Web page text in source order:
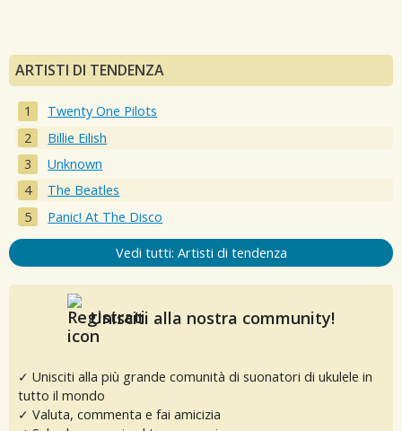
ARTISTI DI TENDENZA
Twenty One Pilots
Billie Eilish
Unknown
The Beatles
Panic! At The Disco
Vedi tutti: Artisti di tendenza
Unisciti alla nostra community!
✓ Unisciti alla più grande comunità di suonatori di ukulele in
tutto il mondo
✓ Valuta, commenta e fai amicizia